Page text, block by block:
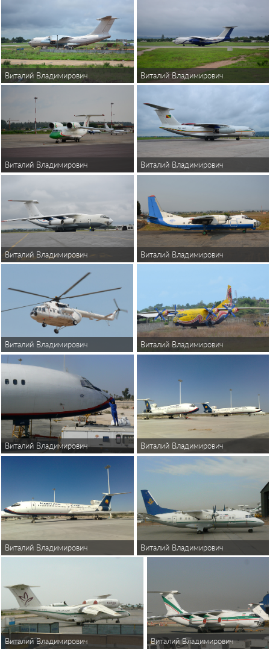
Виталий Владимирович Виталий Владимирович
Виталий Владимирович Виталий Владимирович
Виталий Владимирович Виталий Владимирович
Виталий Владимирович Виталий Владимирович
Виталий Владимирович Виталий Владимирович
Виталий Владимирович Виталий Владимирович
Виталий Владимирович Виталий Владимирович